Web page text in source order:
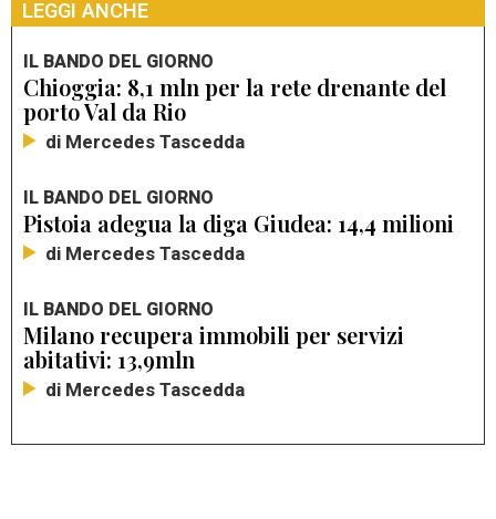
LEGGI ANCHE
IL BANDO DEL GIORNO
Chioggia: 8,1 mln per la rete drenante del
porto Val da Rio
di Mercedes Tascedda
IL BANDO DEL GIORNO
Pistoia adegua la diga Giudea: 14,4 milioni
di Mercedes Tascedda
IL BANDO DEL GIORNO
Milano recupera immobili per servizi
abitativi: 13,9mln
di Mercedes Tascedda